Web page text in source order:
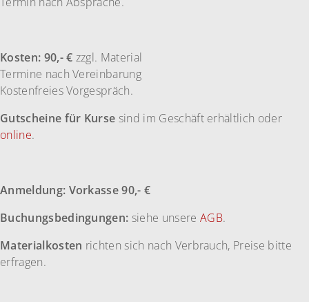
Kosten: 90,- € zzgl. Material
Termine nach Vereinbarung
Kostenfreies Vorgespräch.
Gutscheine für Kurse sind im Geschäft erhältlich oder
online.
Anmeldung: Vorkasse 90,- €
Buchungsbedingungen: siehe unsere AGB.
Materialkosten richten sich nach Verbrauch, Preise bitte
erfragen.